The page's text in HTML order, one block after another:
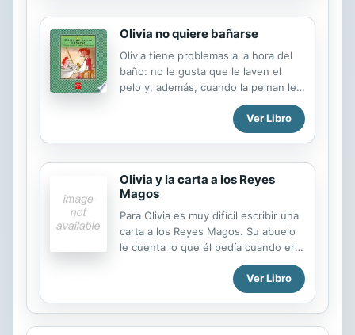
Olivia no quiere bañarse
Olivia tiene problemas a la hora del
baño: no le gusta que le laven el
pelo y, además, cuando la peinan le
hacen daño. Su madre le cuenta una
historia y Olivia se convence de que
es mejor bañarse y peinarse todos
Ver Libro
Olivia y la carta a los Reyes
Magos
Para Olivia es muy difícil escribir una
carta a los Reyes Magos. Su abuelo
le cuenta lo que él pedía cuando era
Ver Libro